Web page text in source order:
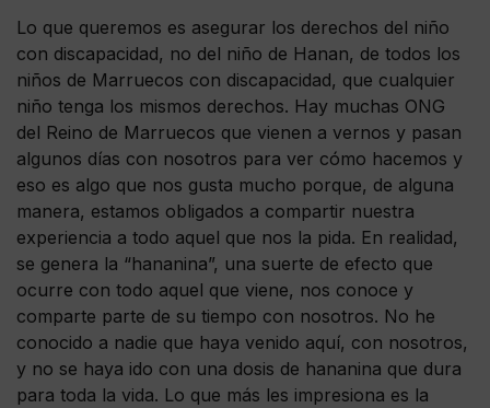
Lo que queremos es asegurar los derechos del niño
con discapacidad, no del niño de Hanan, de todos los
niños de Marruecos con discapacidad, que cualquier
niño tenga los mismos derechos. Hay muchas ONG
del Reino de Marruecos que vienen a vernos y pasan
algunos días con nosotros para ver cómo hacemos y
eso es algo que nos gusta mucho porque, de alguna
manera, estamos obligados a compartir nuestra
experiencia a todo aquel que nos la pida. En realidad,
se genera la “hananina”, una suerte de efecto que
ocurre con todo aquel que viene, nos conoce y
comparte parte de su tiempo con nosotros. No he
conocido a nadie que haya venido aquí, con nosotros,
y no se haya ido con una dosis de hananina que dura
para toda la vida. Lo que más les impresiona es la